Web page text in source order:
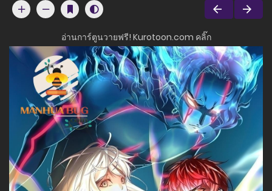
อ่านการ์ตูนวายฟรี! Kurotoon.com คลิ๊ก